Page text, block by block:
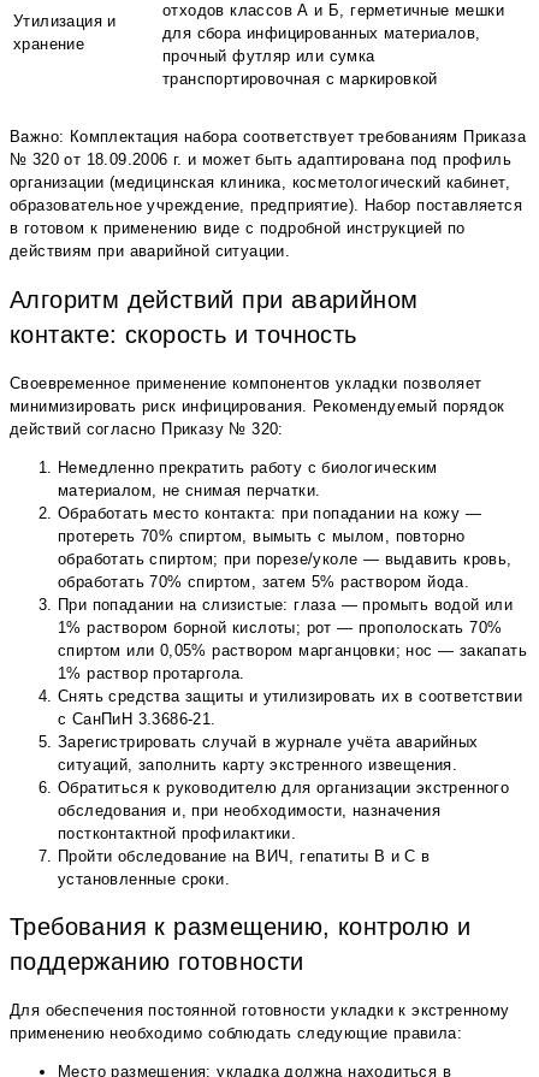
Утилизация и
хранение
отходов классов А и Б, герметичные мешки
для сбора инфицированных материалов,
прочный футляр или сумка
транспортировочная с маркировкой
Важно: Комплектация набора соответствует требованиям Приказа
№ 320 от 18.09.2006 г. и может быть адаптирована под профиль
организации (медицинская клиника, косметологический кабинет,
образовательное учреждение, предприятие). Набор поставляется
в готовом к применению виде с подробной инструкцией по
действиям при аварийной ситуации.
Алгоритм действий при аварийном
контакте: скорость и точность
Своевременное применение компонентов укладки позволяет
минимизировать риск инфицирования. Рекомендуемый порядок
действий согласно Приказу № 320:
Немедленно прекратить работу с биологическим
материалом, не снимая перчатки.
Обработать место контакта: при попадании на кожу —
протереть 70% спиртом, вымыть с мылом, повторно
обработать спиртом; при порезе/уколе — выдавить кровь,
обработать 70% спиртом, затем 5% раствором йода.
При попадании на слизистые: глаза — промыть водой или
1% раствором борной кислоты; рот — прополоскать 70%
спиртом или 0,05% раствором марганцовки; нос — закапать
1% раствор протаргола.
Снять средства защиты и утилизировать их в соответствии
с СанПиН 3.3686-21.
Зарегистрировать случай в журнале учёта аварийных
ситуаций, заполнить карту экстренного извещения.
Обратиться к руководителю для организации экстренного
обследования и, при необходимости, назначения
постконтактной профилактики.
Пройти обследование на ВИЧ, гепатиты В и С в
установленные сроки.
Требования к размещению, контролю и
поддержанию готовности
Для обеспечения постоянной готовности укладки к экстренному
применению необходимо соблюдать следующие правила:
Место размещения: укладка должна находиться в